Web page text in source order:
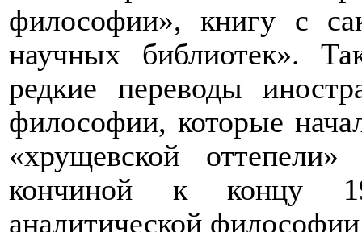
философии», книгу с
научных библиотек».
редкие переводы
философии, которые
«хрущевской
кончиной к концу
аналитической